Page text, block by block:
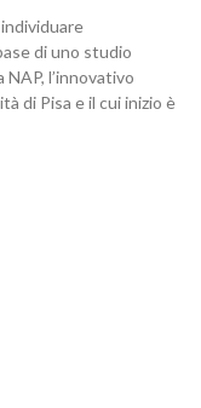
di uno studio
l’innovativo
di Pisa e il cui inizio è